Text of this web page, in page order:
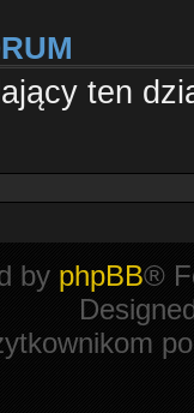
ten
by phpBB®